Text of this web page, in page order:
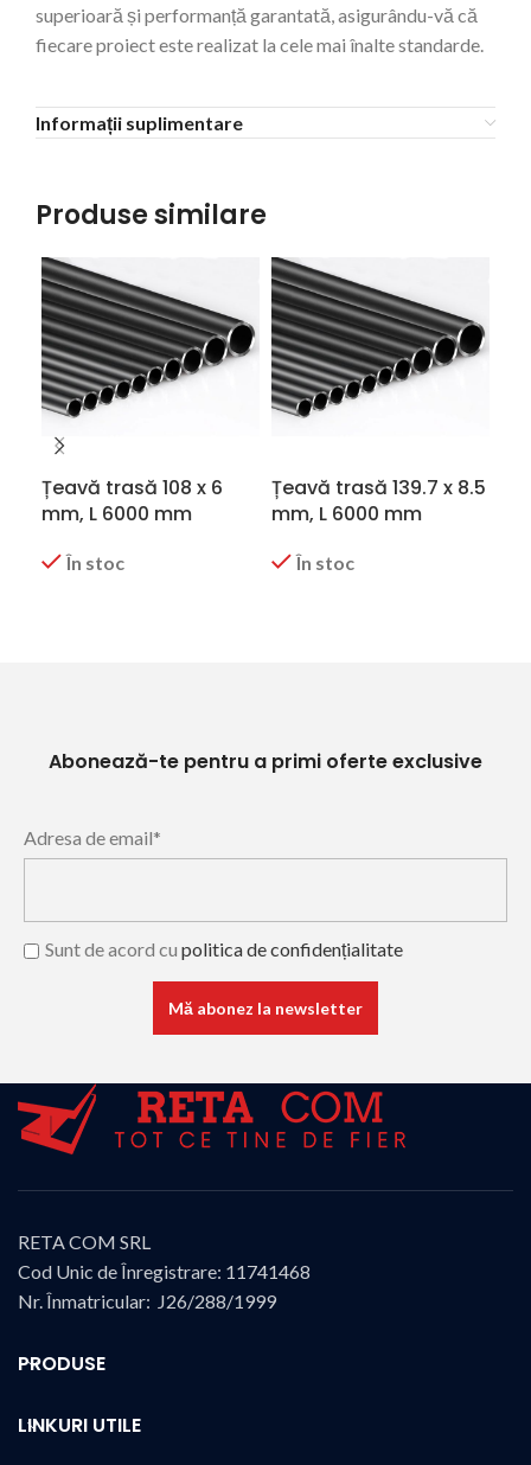
superioară și performanță garantată, asigurându-vă că
fiecare proiect este realizat la cele mai înalte standarde.
Informații suplimentare
Produse similare
Țeavă trasă 108 x 6
mm, L 6000 mm
În stoc
Țeavă trasă 139.7 x 8.5
mm, L 6000 mm
În stoc
Abonează-te pentru a primi oferte exclusive
Adresa de email*
Sunt de acord cu politica de confidențialitate
RETA COM SRL
Cod Unic de Înregistrare: 11741468
Nr. Înmatricular: J26/288/1999
PRODUSE
LINKURI UTILE